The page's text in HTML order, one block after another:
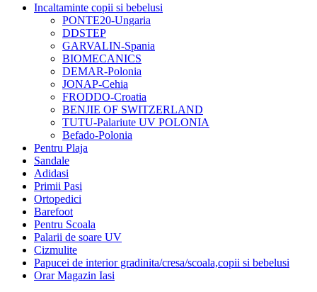
Incaltaminte copii si bebelusi
PONTE20-Ungaria
DDSTEP
GARVALIN-Spania
BIOMECANICS
DEMAR-Polonia
JONAP-Cehia
FRODDO-Croatia
BENJIE OF SWITZERLAND
TUTU-Palariute UV POLONIA
Befado-Polonia
Pentru Plaja
Sandale
Adidasi
Primii Pasi
Ortopedici
Barefoot
Pentru Scoala
Palarii de soare UV
Cizmulite
Papucei de interior gradinita/cresa/scoala,copii si bebelusi
Orar Magazin Iasi